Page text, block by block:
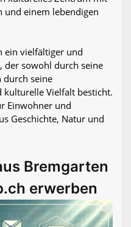
und einem lebendigen
ein vielfältiger und
der sowohl durch seine
durch seine
kulturelle Vielfalt besticht.
Einwohner und
Geschichte, Natur und
Bremgarten
erwerben